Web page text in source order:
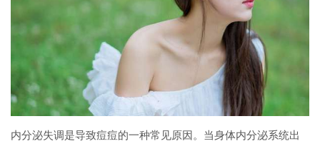
内分泌失调是导致痘痘的一种常见原因。当身体内分泌系统出